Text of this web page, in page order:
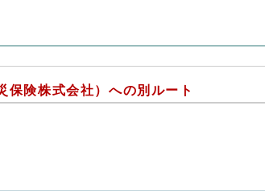
保険株式会社）への別ルート